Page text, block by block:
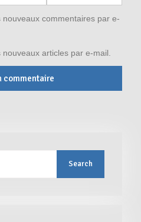
commentaires par e-
articles par e-mail.